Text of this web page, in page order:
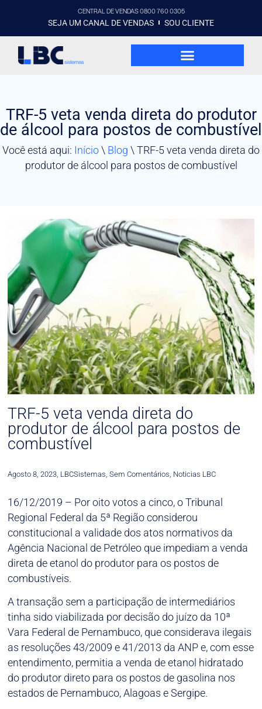
CENTRAL DE VENDAS 0800 760 0305
SEJA UM CANAL DE VENDAS SOU CLIENTE
TRF-5 veta venda direta do produtor
de álcool para postos de combustível
Você está aqui: Início\ Blog \ TRF-5 veta venda direta do
produtor de álcool para postos de combustível
TRF-5 veta venda direta do
produtor de álcool para postos de
combustível
Agosto 8, 2023, LBCSistemas, Sem Comentários, Noticias LBC
16/12/2019 – Por oito votos a cinco, o Tribunal
Regional Federal da 5ª Região considerou
constitucional a validade dos atos normativos da
Agência Nacional de Petróleo que impediam a venda
direta de etanol do produtor para os postos de
combustíveis.
A transação sem a participação de intermediários
tinha sido viabilizada por decisão do juízo da 10ª
Vara Federal de Pernambuco, que considerava ilegais
as resoluções 43/2009 e 41/2013 da ANP e, com esse
entendimento, permitia a venda de etanol hidratado
do produtor direto para os postos de gasolina nos
estados de Pernambuco, Alagoas e Sergipe.